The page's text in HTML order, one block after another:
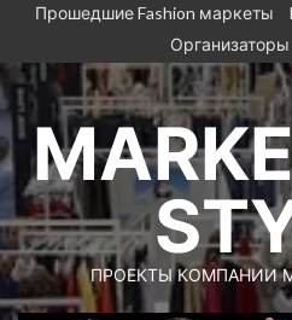
Перейти
содержимому
Прошедшие Fashion маркеты
Организаторы
ПРОЕКТЫ КОМПАНИИ